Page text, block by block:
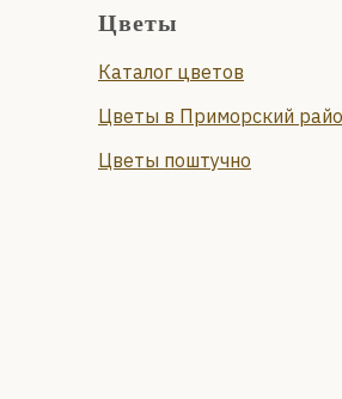
Цветы
Каталог цветов
Цветы в Приморский
Цветы поштучно